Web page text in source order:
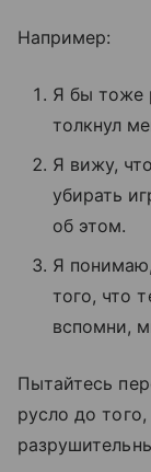
Например:
Я бы тоже
толкнул
Я вижу,
убирать
об этом.
Я
того, что
вспомни,
Пытайтесь
русло до